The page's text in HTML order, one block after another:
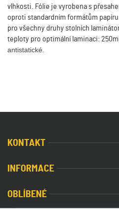
vlhkosti. Fólie je vyrobena s
oproti standardním formátům
pro všechny druhy stolních
teploty pro optimální laminaci:
antistatické.
KONTAKT
INFORMACE
OBLÍBENÉ